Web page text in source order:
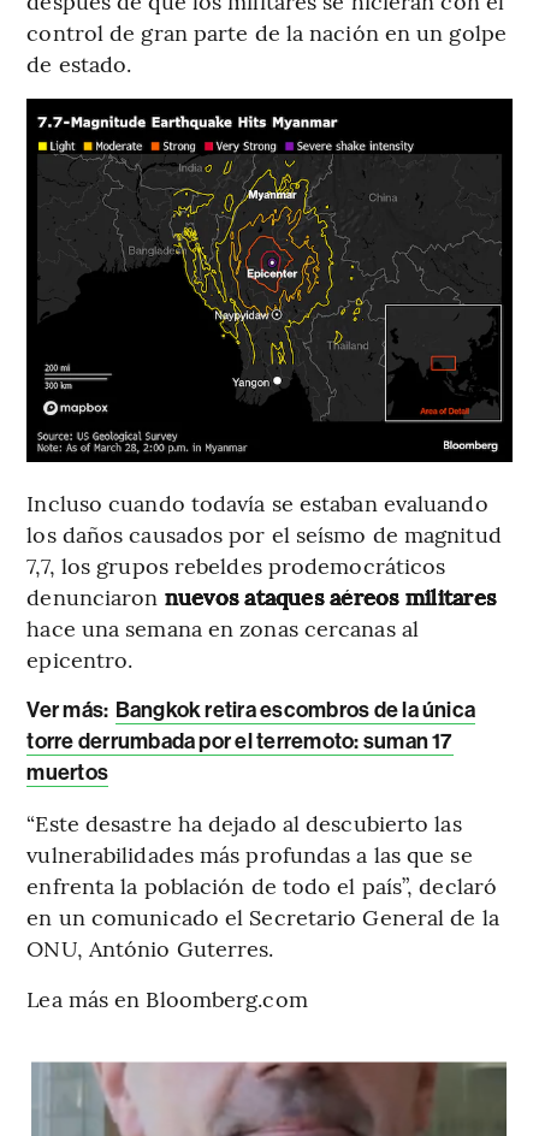
control de gran parte de la nación en un golpe
de estado.
Incluso cuando todavía se estaban evaluando
los daños causados por el seísmo de magnitud
7,7, los grupos rebeldes prodemocráticos
denunciaron nuevos ataques aéreos militares
hace una semana en zonas cercanas al
epicentro.
Ver más: Bangkok retira escombros de la única
torre derrumbada por el terremoto: suman 17
muertos
“Este desastre ha dejado al descubierto las
vulnerabilidades más profundas a las que se
enfrenta la población de todo el país”, declaró
en un comunicado el Secretario General de la
ONU, António Guterres.
Lea más en Bloomberg.com